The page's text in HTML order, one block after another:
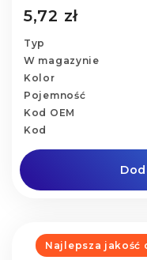
5,72 zł
Typ
W magazynie
Kolor
Pojemność
Kod OEM
Kod
Najlepsza jakość